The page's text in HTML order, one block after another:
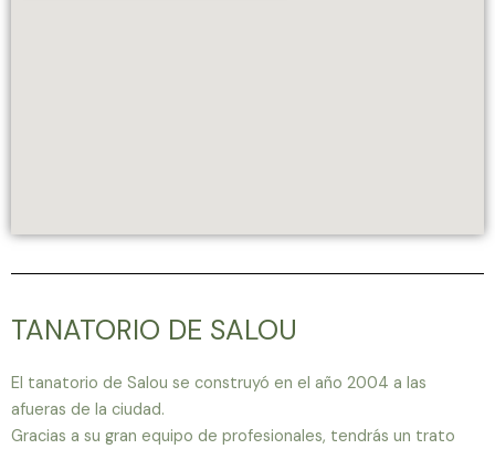
TANATORIO DE SALOU
El tanatorio de Salou se construyó en el año 2004 a las
afueras de la ciudad.
Gracias a su gran equipo de profesionales, tendrás un trato